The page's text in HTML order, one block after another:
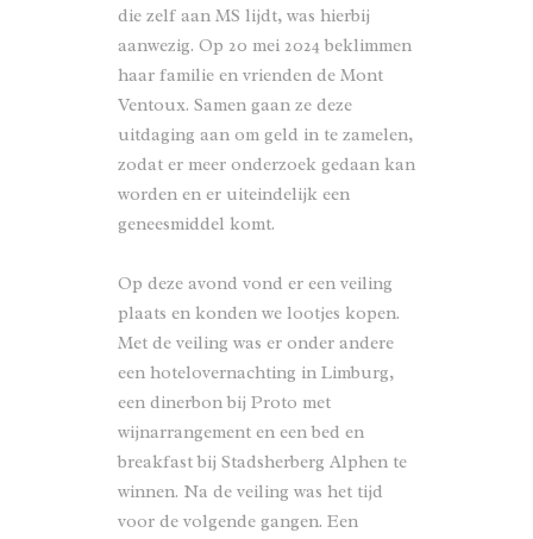
die zelf aan MS lijdt, was hierbij
aanwezig. Op 20 mei 2024 beklimmen
haar familie en vrienden de Mont
Ventoux. Samen gaan ze deze
uitdaging aan om geld in te zamelen,
zodat er meer onderzoek gedaan kan
worden en er uiteindelijk een
geneesmiddel komt.
Op deze avond vond er een veiling
plaats en konden we lootjes kopen.
Met de veiling was er onder andere
een hotelovernachting in Limburg,
een dinerbon bij Proto met
wijnarrangement en een bed en
breakfast bij Stadsherberg Alphen te
winnen. Na de veiling was het tijd
voor de volgende gangen. Een